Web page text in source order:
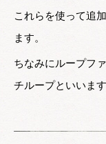
これらを使って追
ます。
ちなみにループフ
チループといいます